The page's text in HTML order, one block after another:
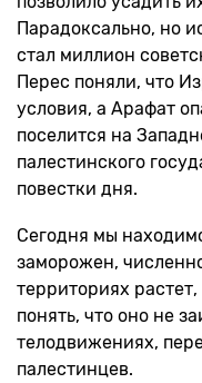
Парадоксально, но
стал миллион
Перес поняли, что
условия, а Арафат
поселится на
палестинского
повестки дня.
Сегодня мы
заморожен,
территориях
понять, что оно не
телодвижениях,
палестинцев.